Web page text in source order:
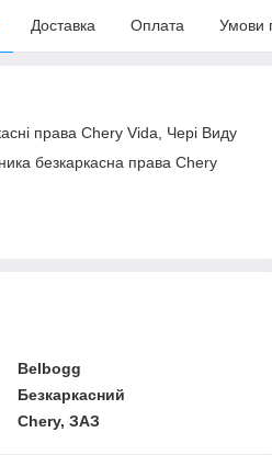
Доставка Оплата Умови
права Chery Vida, Чері Виду
безкаркасна права Chery
Belbogg
Безкаркасний
Chery, ЗАЗ